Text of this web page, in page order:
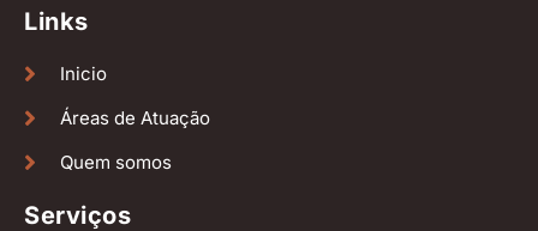
Links
Inicio
Áreas de Atuação
Quem somos
Serviços